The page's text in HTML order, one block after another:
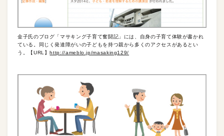
金子氏のブログ「マサキング子育て奮闘記」には、自身の子育て体験が書かれ
ている。同じく発達障がいの子どもを持つ親から多くのアクセスがあるとい
う。【URL】http://ameblo.jp/masaking129/